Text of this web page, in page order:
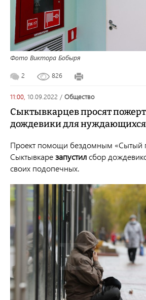
Фото Виктора Бобыря
2 826
11:00, 10.09.2022 / общество
Сыктывкарцев просят
дождевики для нуждающихся
Проект помощи бездомным «Сытый
Сыктывкарезапустилсбор
своих подопечных.